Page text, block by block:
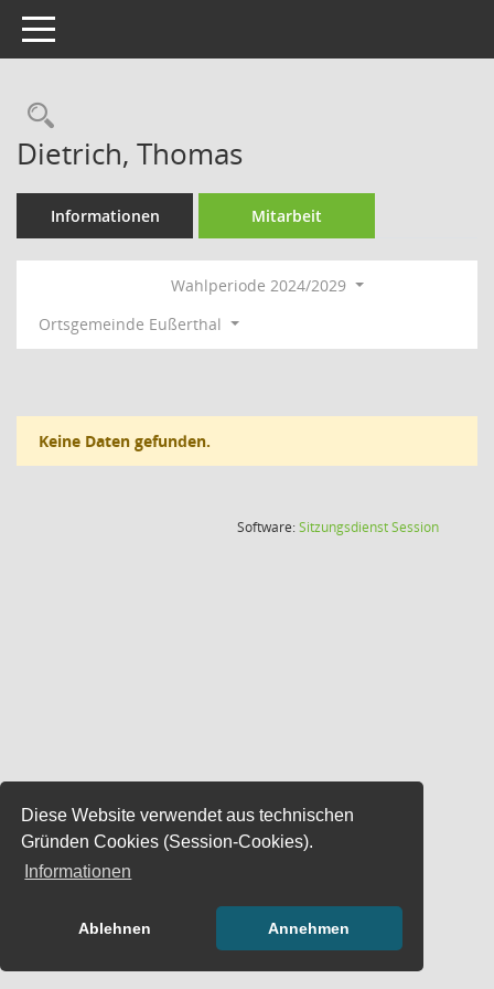
Diese Website verwendet aus technischen
Gründen Cookies (Session-Cookies).
Informationen
Ablehnen Annehmen
Toggle navigation
Rechercheauswahl
Dietrich, Thomas
Informationen Mitarbeit
Wahlperiode 2024/2029
Ortsgemeinde Eußerthal
Keine Daten gefunden.
Software:SitzungsdienstSession(Wird in